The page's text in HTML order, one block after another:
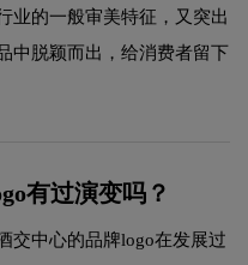
业的一般审美特征，又突出
中脱颖而出，给消费者留下
有过演变吗？
交中心的品牌logo在发展过